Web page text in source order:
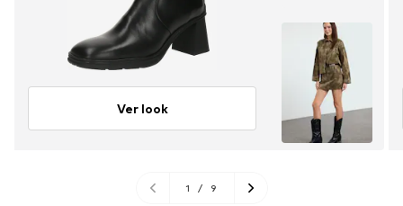
Ver look
1 / 9